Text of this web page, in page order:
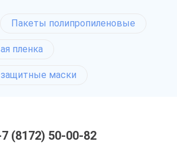
Пакеты полипропиленовые
пленка
маски
(8172) 50-00-82